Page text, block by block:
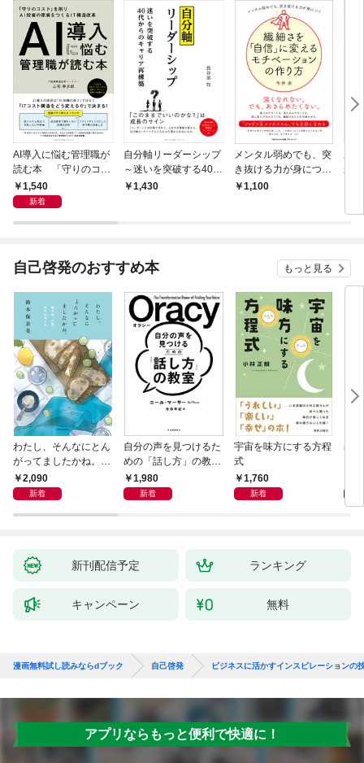
AI導入に悩む管理職が
読む本 「守りのコス
ト」を削りAI投資の原
資をつくるIT構造改革
1,540
新着
自分軸リーダーシップ
～迷いを突破する40
代からのキャリア再構
1,430
メンタル弱めでも、突
き抜ける力が身につ
く 繊細さを「自信」
1,100
が
自己啓発のおすすめ本 もっと見る
わたし、そんなにとん
がってましたかね。
獅子座、Ａ型、丙午は
めぐる
2,090
新着
自分の声を見つけるた
めの「話し方」の教
室 Ｏｒａｃｙ（オラ
シー）
1,980
新着
宇宙を味方にする方程
式
1,760
新着
基
新刊配信予定 ランキング
キャンペーン 無料
漫画無料試し読みならdブック 自己啓発 ビジネスに活かすインスピレーションの
アプリならもっと便利で快適に！